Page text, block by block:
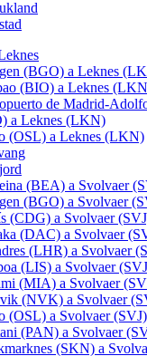
(BGO) a Leknes
(BIO) a Leknes
de Madrid-
a Leknes (LKN)
(OSL) a Leknes (LKN)
(BEA) a Svolvaer
(BGO) a Svolvaer
(CDG) a Svolvaer
(DAC) a Svolvaer
(LHR) a Svolvaer
(LIS) a Svolvaer
(MIA) a Svolvaer
(NVK) a Svolvaer
(OSL) a Svolvaer (SVJ)
(PAN) a Svolvaer
(SKN) a